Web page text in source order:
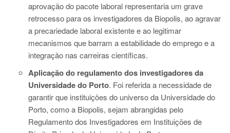
aprovação do pacote laboral representaria um grave
retrocesso para os investigadores da Biopolis, ao agravar
a precariedade laboral existente e ao legitimar
mecanismos que barram a estabilidade do emprego e a
integração nas carreiras científicas.
Aplicação do regulamento dos investigadores da
Universidade do Porto. Foi referida a necessidade de
garantir que instituições do universo da Universidade do
Porto, como a Biopolis, sejam abrangidas pelo
Regulamento dos Investigadores em Instituições de